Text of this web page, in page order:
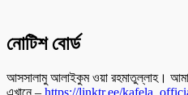
নোটিশ বোর্ড
আসসালামু আলাইকুম ওয়া রহমাতুল্লাহ।
এখানে – https://linktr.ee/